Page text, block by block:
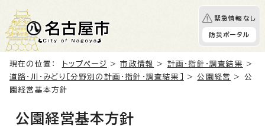
緊急情報なし
防災ポータル
現在の位置： トップページ >市政情報 > 計画・指針・調査結果
>
道路・川・みどり［分野別の計画・指針・調査結果］
>公園経営
> 公
園経営基本方針
公園経営基本方針